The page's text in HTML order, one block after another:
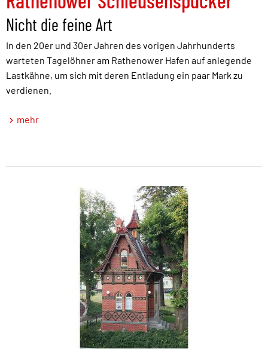
Nicht die feine Art
In den 20er und 30er Jahren des vorigen Jahrhunderts
warteten Tagelöhner am Rathenower Hafen auf anlegende
Lastkähne, um sich mit deren Entladung ein paar Mark zu
verdienen.
mehr